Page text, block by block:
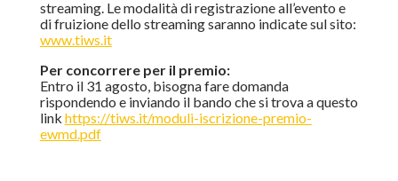
streaming. Le modalità di registrazione all’evento e
di fruizione dello streaming saranno indicate sul sito:
www.tiws.it
Per concorrere per il premio:
Entro il 31 agosto, bisogna fare domanda
rispondendo e inviando il bando che si trova a questo
link https://tiws.it/moduli-iscrizione-premio-
ewmd.pdf